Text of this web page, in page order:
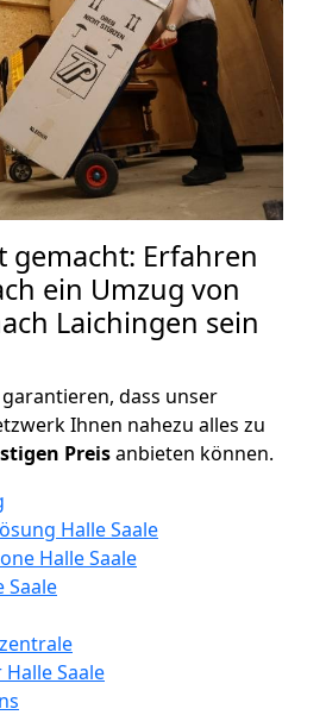
gemacht: Erfahren
ein Umzug von
Laichingen sein
dass unser
Ihnen nahezu alles zu
Preisanbieten können.
Halle Saale
Halle Saale
Saale
Saale